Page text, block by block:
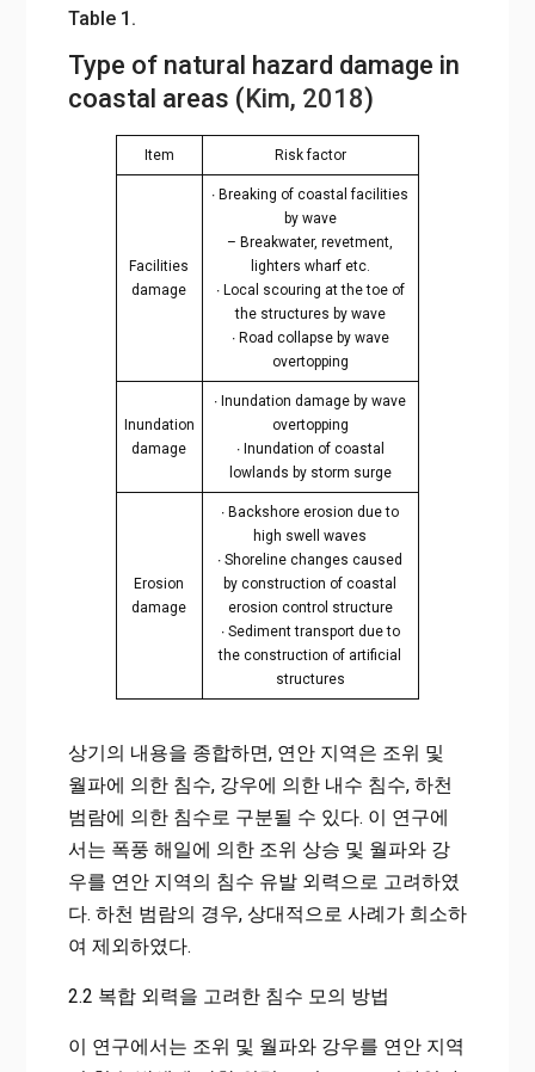
Table 1.
Type of natural hazard damage in
coastal areas (Kim, 2018)
Item Risk factor
Facilities
damage
∙ Breaking of coastal facilities
by wave
– Breakwater, revetment,
lighters wharf etc.
∙ Local scouring at the toe of
the structures by wave
∙ Road collapse by wave
overtopping
Inundation
damage
∙ Inundation damage by wave
overtopping
∙ Inundation of coastal
lowlands by storm surge
Erosion
damage
∙ Backshore erosion due to
high swell waves
∙ Shoreline changes caused
by construction of coastal
erosion control structure
∙ Sediment transport due to
the construction of artificial
structures
상기의 내용을 종합하면, 연안 지역은 조위 및
월파에 의한 침수, 강우에 의한 내수 침수, 하천
범람에 의한 침수로 구분될 수 있다. 이 연구에
서는 폭풍 해일에 의한 조위 상승 및 월파와 강
우를 연안 지역의 침수 유발 외력으로 고려하였
다. 하천 범람의 경우, 상대적으로 사례가 희소하
여 제외하였다.
2.2 복합 외력을 고려한 침수 모의 방법
이 연구에서는 조위 및 월파와 강우를 연안 지역